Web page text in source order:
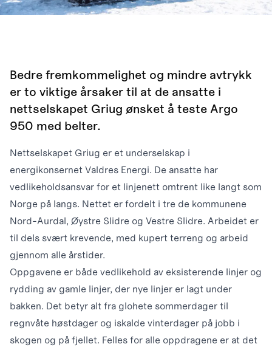
Bedre fremkommelighet og mindre avtrykk
er to viktige årsaker til at de ansatte i
nettselskapet Griug ønsket å teste Argo
950 med belter.
Nettselskapet Griug er et underselskap i
energikonsernet Valdres Energi. De ansatte har
vedlikeholdsansvar for et linjenett omtrent like langt som
Norge på langs. Nettet er fordelt i tre de kommunene
Nord-Aurdal, Øystre Slidre og Vestre Slidre. Arbeidet er
til dels svært krevende, med kupert terreng og arbeid
gjennom alle årstider.
Oppgavene er både vedlikehold av eksisterende linjer og
rydding av gamle linjer, der nye linjer er lagt under
bakken. Det betyr alt fra glohete sommerdager til
regnvåte høstdager og iskalde vinterdager på jobb i
skogen og på fjellet. Felles for alle oppdragene er at det